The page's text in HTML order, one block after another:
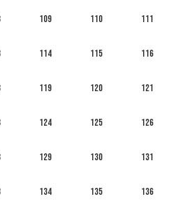
109 110 111
114 115 116
119 120 121
124 125 126
129 130 131
134 135 136